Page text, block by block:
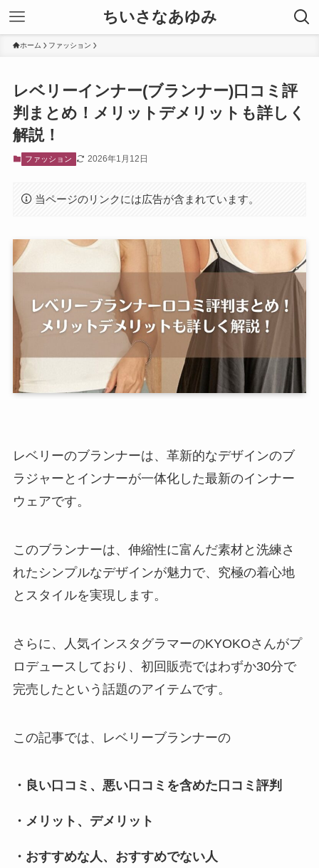
ちいさなあゆみ
ホーム ファッション
レベリーインナー(ブランナー)口コミ評
判まとめ！メリットデメリットも詳しく
解説！
ファッション 2026年1月12日
当ページのリンクには広告が含まれています。
レベリーのブランナーは、革新的なデザインのブ
ラジャーとインナーが一体化した最新のインナー
ウェアです。
このブランナーは、伸縮性に富んだ素材と洗練さ
れたシンプルなデザインが魅力で、究極の着心地
とスタイルを実現します。
さらに、人気インスタグラマーのKYOKOさんがプ
ロデュースしており、初回販売ではわずか30分で
完売したという話題のアイテムです。
この記事では、レベリーブランナーの
・良い口コミ、悪い口コミを含めた口コミ評判
・メリット、デメリット
・おすすめな人、おすすめでない人